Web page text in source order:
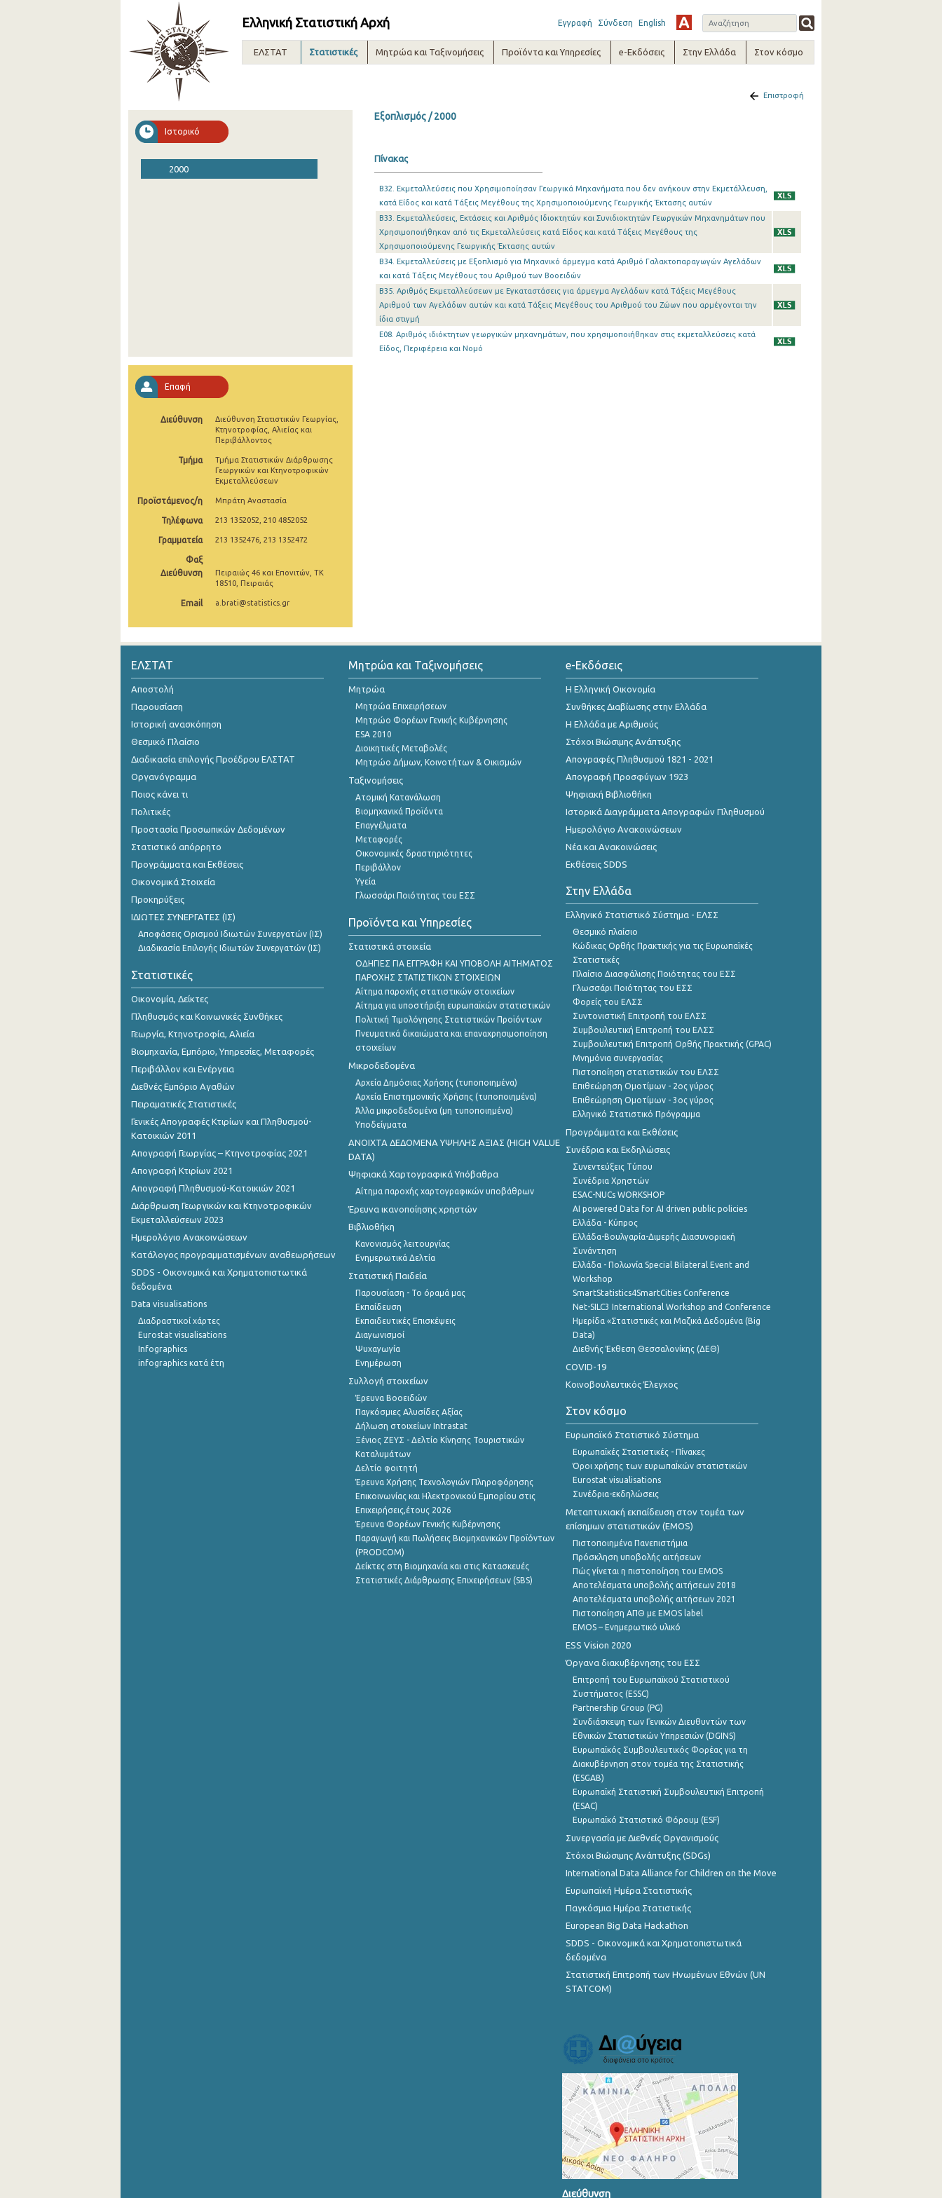
Ελληνική Στατιστική Αρχή Εγγραφή Σύνδεση English
ΕΛΣΤΑΤ Στατιστικές Μητρώα και Ταξινομήσεις Προϊόντα και Υπηρεσίες e-Εκδόσεις Στην Ελλάδα Στον κόσμο
Ιστορικό
2000
Επαφή
Διεύθυνση
Διεύθυνση Στατιστικών Γεωργίας,
Κτηνοτροφίας, Αλιείας και
Περιβάλλοντος
Τμήμα
Τμήμα Στατιστικών Διάρθρωσης
Γεωργικών και Κτηνοτροφικών
Εκμεταλλεύσεων
Προϊστάμενος/η Μπράτη Αναστασία
Τηλέφωνα 213 1352052, 210 4852052
Γραμματεία 213 1352476, 213 1352472
Φαξ
Διεύθυνση
Πειραιώς 46 και Επονιτών, ΤΚ
18510, Πειραιάς
Email a.brati@statistics.gr
Επιστροφή
Εξοπλισμός / 2000
Πίνακας
B32. Εκμεταλλεύσεις που Χρησιμοποίησαν Γεωργικά Μηχανήματα που δεν ανήκουν στην Εκμετάλλευση,
κατά Είδος και κατά Τάξεις Μεγέθους της Χρησιμοποιούμενης Γεωργικής Έκτασης αυτών
B33. Εκμεταλλεύσεις, Εκτάσεις και Αριθμός Ιδιοκτητών και Συνιδιοκτητών Γεωργικών Μηχανημάτων που
Χρησιμοποιήθηκαν από τις Εκμεταλλεύσεις κατά Είδος και κατά Τάξεις Μεγέθους της
Χρησιμοποιούμενης Γεωργικής Έκτασης αυτών
B34. Εκμεταλλεύσεις με Εξοπλισμό για Μηχανικό άρμεγμα κατά Αριθμό Γαλακτοπαραγωγών Αγελάδων
και κατά Τάξεις Μεγέθους του Αριθμού των Βοοειδών
B35. Αριθμός Εκμεταλλεύσεων με Εγκαταστάσεις για άρμεγμα Αγελάδων κατά Τάξεις Μεγέθους
Αριθμού των Αγελάδων αυτών και κατά Τάξεις Μεγέθους του Αριθμού του Ζώων που αρμέγονται την
ίδια στιγμή
E08. Αριθμός ιδιόκτητων γεωργικών μηχανημάτων, που χρησιμοποιήθηκαν στις εκμεταλλεύσεις κατά
Είδος, Περιφέρεια και Νομό
ΕΛΣΤΑΤ
Αποστολή
Παρουσίαση
Ιστορική ανασκόπηση
Θεσμικό Πλαίσιο
Διαδικασία επιλογής Προέδρου ΕΛΣΤΑΤ
Οργανόγραμμα
Ποιος κάνει τι
Πολιτικές
Προστασία Προσωπικών Δεδομένων
Στατιστικό απόρρητο
Προγράμματα και Εκθέσεις
Οικονομικά Στοιχεία
Προκηρύξεις
ΙΔΙΩΤΕΣ ΣΥΝΕΡΓΑΤΕΣ (ΙΣ)
Αποφάσεις Ορισμού Ιδιωτών Συνεργατών (ΙΣ)
Διαδικασία Επιλογής Ιδιωτών Συνεργατών (ΙΣ)
Στατιστικές
Οικονομία, Δείκτες
Πληθυσμός και Κοινωνικές Συνθήκες
Γεωργία, Κτηνοτροφία, Αλιεία
Βιομηχανία, Εμπόριο, Υπηρεσίες, Μεταφορές
Περιβάλλον και Ενέργεια
Διεθνές Εμπόριο Αγαθών
Πειραματικές Στατιστικές
Γενικές Απογραφές Κτιρίων και Πληθυσμού-
Κατοικιών 2011
Απογραφή Γεωργίας – Κτηνοτροφίας 2021
Απογραφή Κτιρίων 2021
Απογραφή Πληθυσμού-Κατοικιών 2021
Διάρθρωση Γεωργικών και Κτηνοτροφικών
Εκμεταλλεύσεων 2023
Ημερολόγιο Ανακοινώσεων
Κατάλογος προγραμματισμένων αναθεωρήσεων
SDDS - Οικονομικά και Χρηματοπιστωτικά
δεδομένα
Data visualisations
Διαδραστικοί χάρτες
Eurostat visualisations
Infographics
infographics κατά έτη
Μητρώα και Ταξινομήσεις
Μητρώα
Μητρώα Επιχειρήσεων
Μητρώο Φορέων Γενικής Κυβέρνησης
ESA 2010
Διοικητικές Μεταβολές
Μητρώο Δήμων, Κοινοτήτων & Οικισμών
Ταξινομήσεις
Ατομική Κατανάλωση
Βιομηχανικά Προϊόντα
Επαγγέλματα
Μεταφορές
Οικονομικές δραστηριότητες
Περιβάλλον
Υγεία
Γλωσσάρι Ποιότητας του ΕΣΣ
Προϊόντα και Υπηρεσίες
Στατιστικά στοιχεία
ΟΔΗΓΙΕΣ ΓΙΑ ΕΓΓΡΑΦΗ ΚΑΙ ΥΠΟΒΟΛΗ ΑΙΤΗΜΑΤΟΣ
ΠΑΡΟΧΗΣ ΣΤΑΤΙΣΤΙΚΩΝ ΣΤΟΙΧΕΙΩΝ
Αίτημα παροχής στατιστικών στοιχείων
Αίτημα για υποστήριξη ευρωπαϊκών στατιστικών
Πολιτική Τιμολόγησης Στατιστικών Προϊόντων
Πνευματικά δικαιώματα και επαναχρησιμοποίηση
στοιχείων
Μικροδεδομένα
Αρχεία Δημόσιας Χρήσης (τυποποιημένα)
Αρχεία Επιστημονικής Χρήσης (τυποποιημένα)
Άλλα μικροδεδομένα (μη τυποποιημένα)
Υποδείγματα
ANOIXTA ΔΕΔΟΜΕΝΑ ΥΨΗΛΗΣ ΑΞΙΑΣ (HIGH VALUE
DATA)
Ψηφιακά Χαρτογραφικά Υπόβαθρα
Αίτημα παροχής χαρτογραφικών υποβάθρων
Έρευνα ικανοποίησης χρηστών
Βιβλιοθήκη
Κανονισμός λειτουργίας
Ενημερωτικά Δελτία
Στατιστική Παιδεία
Παρουσίαση - Το όραμά μας
Εκπαίδευση
Εκπαιδευτικές Επισκέψεις
Διαγωνισμοί
Ψυχαγωγία
Ενημέρωση
Συλλογή στοιχείων
Έρευνα Βοοειδών
Παγκόσμιες Αλυσίδες Αξίας
Δήλωση στοιχείων Intrastat
Ξένιος ΖΕΥΣ - Δελτίο Κίνησης Τουριστικών
Καταλυμάτων
Δελτίο φοιτητή
Έρευνα Χρήσης Τεχνολογιών Πληροφόρησης
Επικοινωνίας και Ηλεκτρονικού Εμπορίου στις
Επιχειρήσεις,έτους 2026
Έρευνα Φορέων Γενικής Κυβέρνησης
Παραγωγή και Πωλήσεις Βιομηχανικών Προϊόντων
(PRODCOM)
Δείκτες στη Βιομηχανία και στις Κατασκευές
Στατιστικές Διάρθρωσης Επιχειρήσεων (SBS)
e-Εκδόσεις
Η Ελληνική Οικονομία
Συνθήκες Διαβίωσης στην Ελλάδα
Η Ελλάδα με Αριθμούς
Στόχοι Βιώσιμης Ανάπτυξης
Απογραφές Πληθυσμού 1821 - 2021
Απογραφή Προσφύγων 1923
Ψηφιακή Βιβλιοθήκη
Ιστορικά Διαγράμματα Απογραφών Πληθυσμού
Ημερολόγιο Ανακοινώσεων
Νέα και Ανακοινώσεις
Εκθέσεις SDDS
Στην Ελλάδα
Ελληνικό Στατιστικό Σύστημα - ΕΛΣΣ
Θεσμικό πλαίσιο
Κώδικας Ορθής Πρακτικής για τις Ευρωπαϊκές
Στατιστικές
Πλαίσιο Διασφάλισης Ποιότητας του ΕΣΣ
Γλωσσάρι Ποιότητας του ΕΣΣ
Φορείς του ΕΛΣΣ
Συντονιστική Επιτροπή του ΕΛΣΣ
Συμβουλευτική Επιτροπή του ΕΛΣΣ
Συμβουλευτική Επιτροπή Ορθής Πρακτικής (GPAC)
Μνημόνια συνεργασίας
Πιστοποίηση στατιστικών του ΕΛΣΣ
Επιθεώρηση Ομοτίμων - 2ος γύρος
Επιθεώρηση Ομοτίμων - 3ος γύρος
Ελληνικό Στατιστικό Πρόγραμμα
Προγράμματα και Εκθέσεις
Συνέδρια και Εκδηλώσεις
Συνεντεύξεις Τύπου
Συνέδρια Χρηστών
ESAC-NUCs WORKSHOP
AI powered Data for AI driven public policies
Ελλάδα - Κύπρος
Ελλάδα-Βουλγαρία-Διμερής Διασυνοριακή
Συνάντηση
Ελλάδα - Πολωνία Special Bilateral Event and
Workshop
SmartStatistics4SmartCities Conference
Net-SILC3 International Workshop and Conference
Ημερίδα «Στατιστικές και Μαζικά Δεδομένα (Big
Data)
Διεθνής Έκθεση Θεσσαλονίκης (ΔΕΘ)
COVID-19
Κοινοβουλευτικός Έλεγχος
Στον κόσμο
Ευρωπαϊκό Στατιστικό Σύστημα
Ευρωπαϊκές Στατιστικές - Πίνακες
Όροι χρήσης των ευρωπαΪκών στατιστικών
Eurostat visualisations
Συνέδρια-εκδηλώσεις
Μεταπτυχιακή εκπαίδευση στον τομέα των
επίσημων στατιστικών (EMOS)
Πιστοποιημένα Πανεπιστήμια
Πρόσκληση υποβολής αιτήσεων
Πώς γίνεται η πιστοποίηση του EMOS
Αποτελέσματα υποβολής αιτήσεων 2018
Αποτελέσματα υποβολής αιτήσεων 2021
Πιστοποίηση ΑΠΘ με EMOS label
EMOS – Ενημερωτικό υλικό
ESS Vision 2020
Όργανα διακυβέρνησης του ΕΣΣ
Επιτροπή του Ευρωπαϊκού Στατιστικού
Συστήματος (ESSC)
Partnership Group (PG)
Συνδιάσκεψη των Γενικών Διευθυντών των
Εθνικών Στατιστικών Υπηρεσιών (DGINS)
Ευρωπαϊκός Συμβουλευτικός Φορέας για τη
Διακυβέρνηση στον τομέα της Στατιστικής
(ESGAB)
Ευρωπαϊκή Στατιστική Συμβουλευτική Επιτροπή
(ESAC)
Ευρωπαϊκό Στατιστικό Φόρουμ (ESF)
Συνεργασία με Διεθνείς Οργανισμούς
Στόχοι Βιώσιμης Ανάπτυξης (SDGs)
International Data Alliance for Children on the Move
Ευρωπαϊκή Ημέρα Στατιστικής
Παγκόσμια Ημέρα Στατιστικής
European Big Data Hackathon
SDDS - Οικονομικά και Χρηματοπιστωτικά
δεδομένα
Στατιστική Επιτροπή των Ηνωμένων Εθνών (UN
STATCOM)
Διεύθυνση